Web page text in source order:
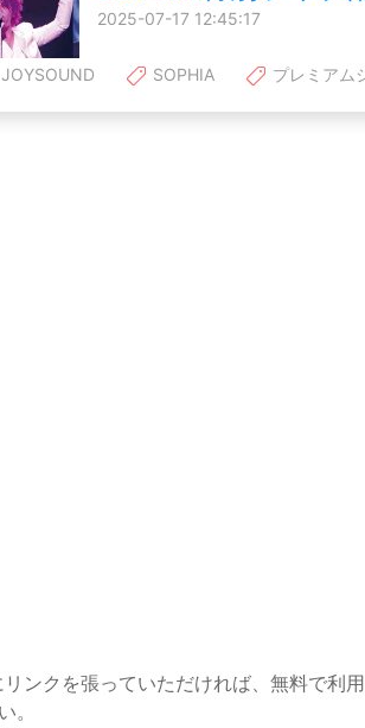
2025-07-17 12:45:17
JOYSOUND SOPHIA プレミアム
ンクを張っていただければ、無料で利用
。